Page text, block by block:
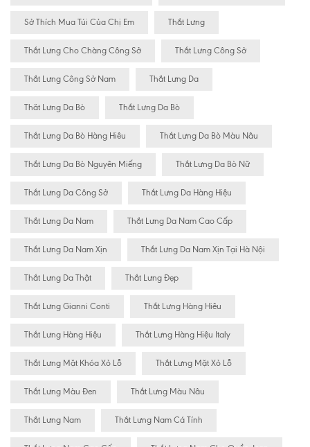
Sở Thích Mua Túi Của Chị Em Thắt Lưng
Thắt Lưng Cho Chàng Công Sở Thắt Lưng Công Sở
Thắt Lưng Công Sở Nam Thắt Lưng Da
Thăt Lưng Da Bò Thắt Lưng Da Bò
Thắt Lưng Da Bò Hàng Hiêu Thắt Lưng Da Bò Màu Nâu
Thắt Lưng Da Bò Nguyên Miếng Thắt Lưng Da Bò Nữ
Thắt Lưng Da Công Sở Thắt Lưng Da Hàng Hiệu
Thắt Lưng Da Nam Thắt Lưng Da Nam Cao Cấp
Thắt Lưng Da Nam Xịn Thắt Lưng Da Nam Xịn Tại Hà Nội
Thắt Lưng Da Thật Thắt Lưng Đẹp
Thắt Lưng Gianni Conti Thắt Lưng Hàng Hiêu
Thắt Lưng Hàng Hiệu Thắt Lưng Hàng Hiệu Italy
Thắt Lưng Mặt Khóa Xỏ Lỗ Thắt Lưng Mặt Xỏ Lỗ
Thắt Lưng Màu Đen Thắt Lưng Màu Nâu
Thắt Lưng Nam Thắt Lưng Nam Cá Tính